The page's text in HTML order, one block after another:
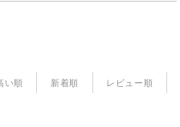
い順 新着順 レビュー順